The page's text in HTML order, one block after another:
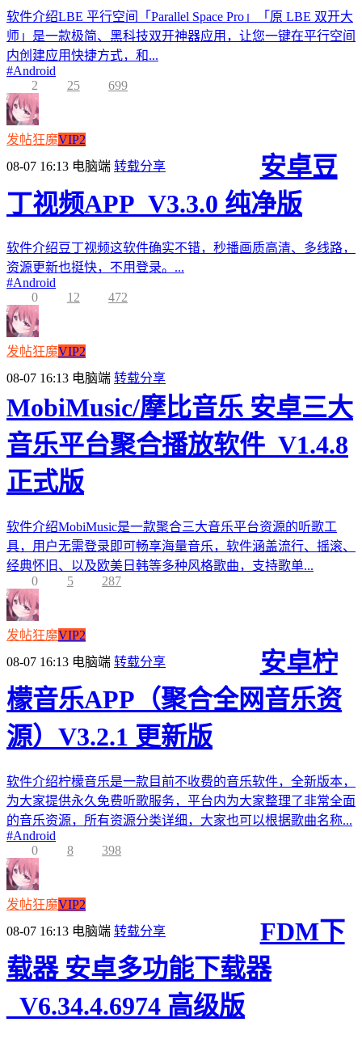
软件介绍LBE 平行空间「Parallel Space Pro」「原 LBE 双开大
师」是一款极简、黑科技双开神器应用，让您一键在平行空间
内创建应用快捷方式，和...
#Android
2
25 699
发帖狂魔VIP2
08-07 16:13 电脑端 转载分享
安卓豆
丁视频APP_V3.3.0 纯净版
软件介绍豆丁视频这软件确实不错，秒播画质高清、多线路，
资源更新也挺快，不用登录。...
#Android
0
12 472
发帖狂魔VIP2
08-07 16:13 电脑端 转载分享
MobiMusic/摩比音乐 安卓三大
音乐平台聚合播放软件_V1.4.8
正式版
软件介绍MobiMusic是一款聚合三大音乐平台资源的听歌工
具，用户无需登录即可畅享海量音乐，软件涵盖流行、摇滚、
经典怀旧、以及欧美日韩等多种风格歌曲，支持歌单...
0
5 287
发帖狂魔VIP2
08-07 16:13 电脑端 转载分享
安卓柠
檬音乐APP（聚合全网音乐资
源）V3.2.1 更新版
软件介绍柠檬音乐是一款目前不收费的音乐软件，全新版本，
为大家提供永久免费听歌服务，平台内为大家整理了非常全面
的音乐资源，所有资源分类详细，大家也可以根据歌曲名称...
#Android
0
8 398
发帖狂魔VIP2
08-07 16:13 电脑端 转载分享
FDM下
载器 安卓多功能下载器
_V6.34.4.6974 高级版